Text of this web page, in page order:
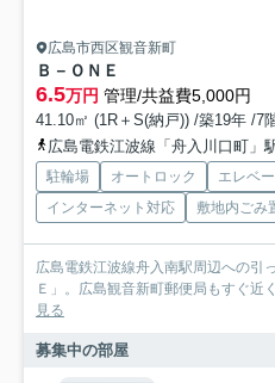
広島市西区観音新町
Ｂ－ＯＮＥ
6.5万円 管理/共益費5,000円
41.10㎡ (1R＋S(納戸)) /築19年 /7
広島電鉄江波線「舟入川口町」
駐輪場 オートロック エレベ
インターネット対応
敷地内ごみ
広島電鉄江波線舟入南駅周辺への引
Ｅ」。広島観音新町郵便局もすぐ近
見る
募集中の部屋